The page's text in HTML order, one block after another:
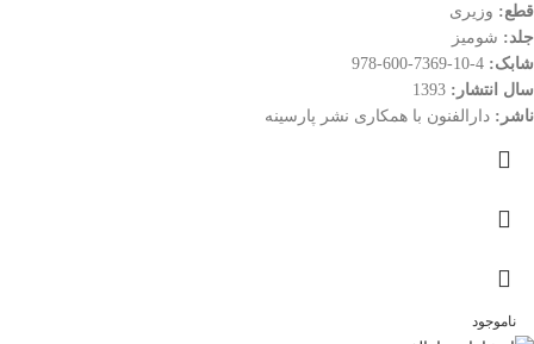
قطع: وزیری
جلد: شومیز
شابک:
سال انتشار:
ناشر: دارالفنون با همکاری نشر پارسینه
ناموجود